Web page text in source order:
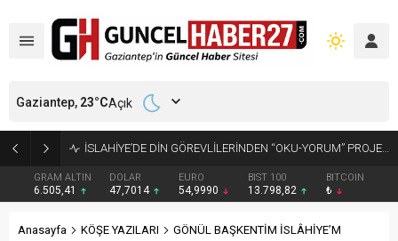
GAZİANTEP’TE ARANAN 2 HÜKÜMLÜ YAKALANDI
GRAM ALTIN
6.505,41
DOLAR
47,7014
EURO
54,9990
BIST 100
13.798,82
BITCOIN
₺
Gaziantep, 23°CAçık
Anasayfa KÖŞE YAZILARI GÖNÜL BAŞKENTİM İSLÂHİYE’M